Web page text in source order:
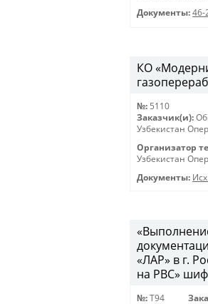
Документы: 46-
КО
№: 5110
Заказчик(и):
Узбекистан
Организатор
Узбекистан
Документы:
«ЛАР» в г.
на РВС»
№: Т94